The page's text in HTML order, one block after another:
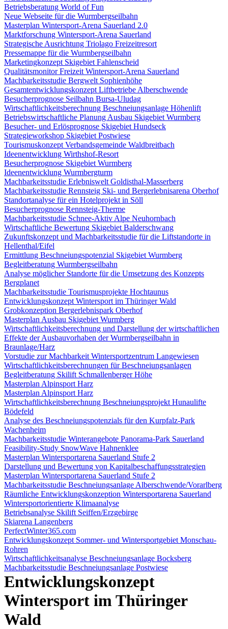
Betriebsberatung World of Fun
Neue Webseite für die Wurmbergseilbahn
Masterplan Wintersport-Arena Sauerland 2.0
Marktforschung Wintersport-Arena Sauerland
Strategische Ausrichtung Triolago Freizeitresort
Pressemappe für die Wurmbergseilbahn
Marketingkonzept Skigebiet Fahlenscheid
Qualitätsmonitor Freizeit Wintersport-Arena Sauerland
Machbarkeitsstudie Bergwelt Sophienhöhe
Gesamtentwicklungskonzept Liftbetriebe Alberschwende
Besucherprognose Seilbahn Bursa-Uludag
Wirtschaftlichkeitsberechnung Beschneiungsanlage Höhenlift
Betriebswirtschaftliche Planung Ausbau Skigebiet Wurmberg
Besucher- und Erlösprognose Skigebiet Hundseck
Strategieworkshop Skigebiet Postwiese
Tourismuskonzept Verbandsgemeinde Waldbreitbach
Ideenentwicklung Wirthshof-Resort
Besucherprognose Skigebiet Wurmberg
Ideenentwicklung Wurmbergturm
Machbarkeitsstudie Erlebniswelt Goldisthal-Masserberg
Machbarkeitsstudie Rennsteig Ski- und Bergerlebnisarena Oberhof
Standortanalyse für ein Hotelprojekt in Söll
Besucherprognose Rennsteig-Therme
Machbarkeitsstudie Schnee-Aktiv Alpe Neuhornbach
Wirtschaftliche Bewertung Skigebiet Balderschwang
Zukunftskonzept und Machbarkeitsstudie für die Liftstandorte in
Hellenthal/Eifel
Ermittlung Beschneiungspotenzial Skigebiet Wurmberg
Begleitberatung Wurmbergseilbahn
Analyse möglicher Standorte für die Umsetzung des Konzepts
Bergplanet
Machbarkeitsstudie Tourismusprojekte Hochtaunus
Entwicklungskonzept Wintersport im Thüringer Wald
Grobkonzeption Bergerlebnispark Oberhof
Masterplan Ausbau Skigebiet Wurmberg
Wirtschaftlichkeitsberechnung und Darstellung der wirtschaftlichen
Effekte der Ausbauvorhaben der Wurmbergseilbahn in
Braunlage/Harz
Vorstudie zur Machbarkeit Wintersportzentrum Langewiesen
Wirtschaftlichkeitsberechnungen für Beschneiungsanlagen
Begleitberatung Skilift Schmallenberger Höhe
Masterplan Alpinsport Harz
Masterplan Alpinsport Harz
Wirtschaftlichkeitsberechnung Beschneiungsprojekt Hunaulifte
Bödefeld
Analyse des Beschneiungspotenzials für den Kurpfalz-Park
Wachenheim
Machbarkeitsstudie Winterangebote Panorama-Park Sauerland
Feasibility-Study SnowWave Hahnenklee
Masterplan Wintersportarena Sauerland Stufe 2
Darstellung und Bewertung von Kapitalbeschaffungsstrategien
Masterplan Wintersportarena Sauerland Stufe 2
Machbarkeitsstudie Beschneiungsanlage Alberschwende/Vorarlberg
Räumliche Entwicklungskonzeption Wintersportarena Sauerland
Wintersportorientierte Klimaanalyse
Betriebsanalyse Skilift Seiffen/Erzgebirge
Skiarena Langenberg
PerfectWinter365.com
Entwicklungskonzept Sommer- und Wintersportgebiet Monschau-
Rohren
Wirtschaftlichkeitsanalyse Beschneiungsanlage Bocksberg
Machbarkeitsstudie Beschneiungsanlage Postwiese
Entwicklungskonzept
Wintersport im Thüringer
Wald